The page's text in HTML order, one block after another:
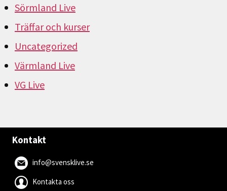
Sörmland Live
Träffar och kurser
Uncategorized
Värmland Live
VG Live
Kontakt
info@svensklive.se
Kontakta oss